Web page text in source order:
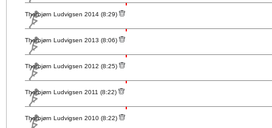
Thorbjørn Ludvigsen 2014 (8:29)
Thorbjørn Ludvigsen 2013 (8:06)
Thorbjørn Ludvigsen 2012 (8:25)
Thorbjørn Ludvigsen 2011 (8:22)
Thorbjørn Ludvigsen 2010 (8:22)